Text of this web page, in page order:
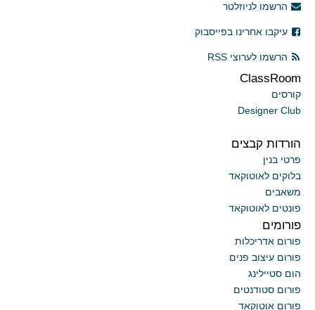
הרשמו לניוזלטר
עיקבו אחרינו בפייסבוק
הרשמו לערוצי RSS
ClassRoom
קורסים
Designer Club
הורדות קבצים
פרטי בנין
בלוקים לאוטוקאד
משאבים
פונטים לאוטוקאד
פורומים
פורום אדריכלות
פורום עיצוב פנים
הום סטיילינג
פורום סטודנטים
פורום אוטוקאד